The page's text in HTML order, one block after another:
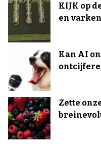
KIJK op
en
Kan AI
Zette